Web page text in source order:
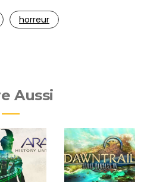
horreur
Aussi